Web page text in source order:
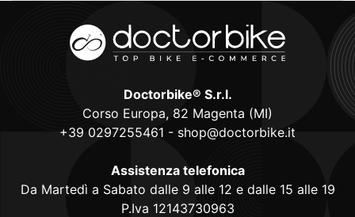
Doctorbike® S.r.l.
Corso Europa, 82 Magenta (MI)
+39 0297255461 - shop@doctorbike.it
Assistenza telefonica
Da Martedì a Sabato dalle 9 alle 12 e dalle 15 alle 19
P.Iva 12143730963